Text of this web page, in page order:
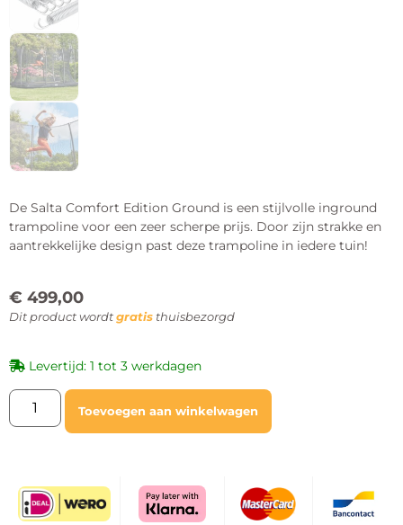
De Salta Comfort Edition Ground is een stijlvolle inground
trampoline voor een zeer scherpe prijs. Door zijn strakke en
aantrekkelijke design past deze trampoline in iedere tuin!
€ 499,00
Dit product wordt gratis thuisbezorgd
Levertijd: 1 tot 3 werkdagen
Toevoegen aan winkelwagen